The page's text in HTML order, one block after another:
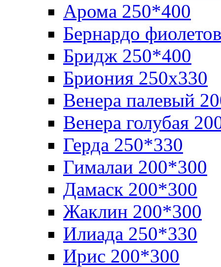
Арома 250*400
Бернардо
Бридж 250*400
Бриония 250х330
Венера палевый
Венера голубая
Герда 250*330
Гималаи 200*300
Дамаск 200*300
Жаклин 200*300
Илиада 250*330
Ирис 200*300